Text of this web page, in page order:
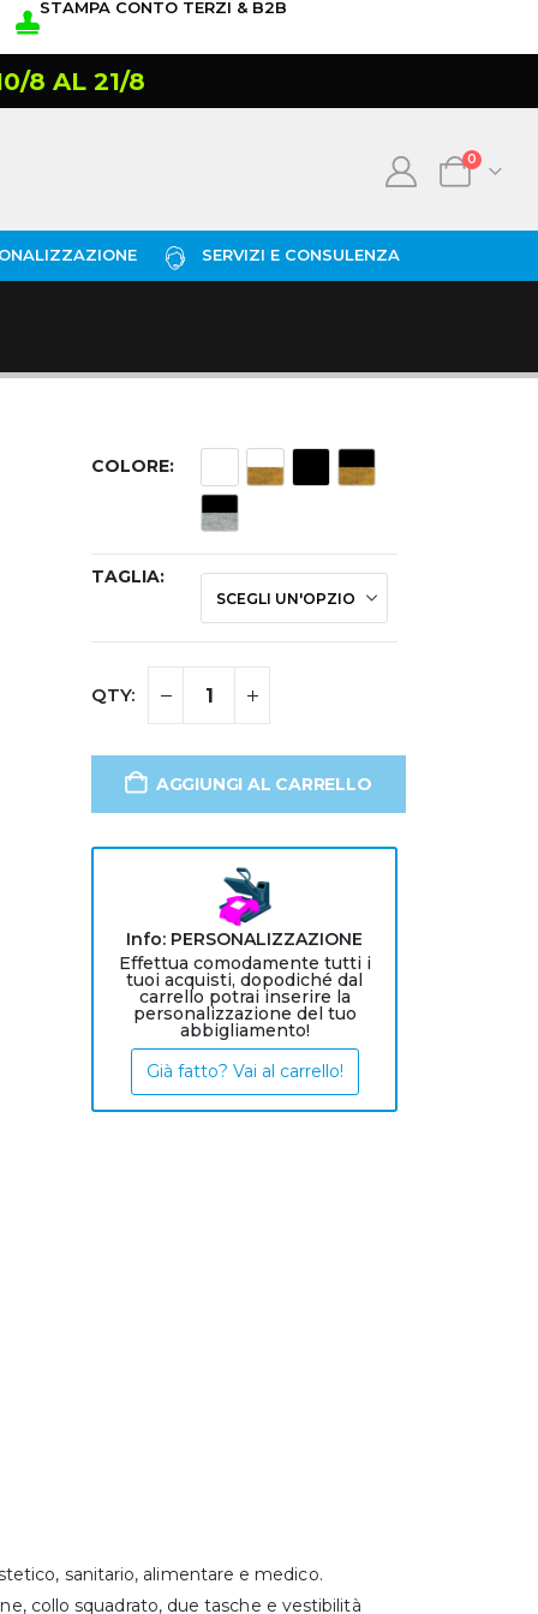
STAMPA CONTO TERZI & B2B
8 AL 21/8
0
SERVIZI E CONSULENZA
COLORE
TAGLIA
AGGIUNGI AL CARRELLO
Info: PERSONALIZZAZIONE
Effettua comodamente tutti i
tuoi acquisti, dopodiché dal
carrello potrai inserire la
personalizzazione del tuo
abbigliamento!
Già fatto? Vai al carrello!
sanitario, alimentare e medico.
collo squadrato, due tasche e vestibilità